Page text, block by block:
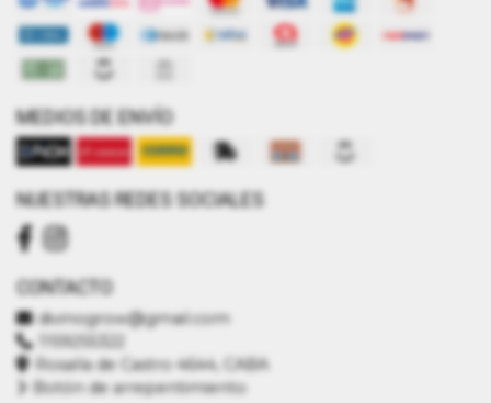
MEDIOS DE ENVÍO
NUESTRAS REDES SOCIALES
CONTACTO
divinogrow@gmail.com
1159255322
Rosalía de Castro 4644, CABA
Botón de arrepentimiento